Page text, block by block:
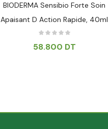
BIODERMA Sensibio Forte Soin
Apaisant D Action Rapide, 40ml
58.800 DT